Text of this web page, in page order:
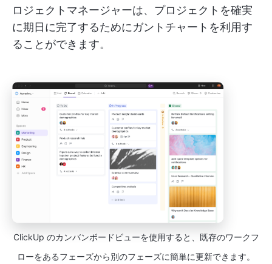
ロジェクトマネージャーは、プロジェクトを確実
に期日に完了するためにガントチャートを利用す
ることができます。
ClickUp のカンバンボードビューを使用すると、既存のワークフ
ローをあるフェーズから別のフェーズに簡単に更新できます。